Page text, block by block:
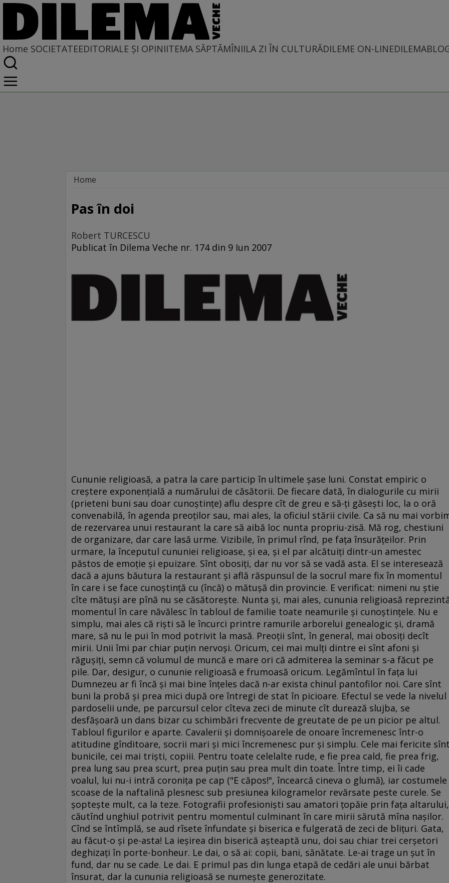
Home SOCIETATEEDITORIALE ȘI OPINIITEMA SĂPTĂMÎNIILA ZI ÎN CULTURĂDILEME ON-LINE
Home
LA SINGULAR ȘI LA PLURAL
Pas în doi
Robert TURCESCU
Publicat în Dilema Veche nr. 174 din 9 Iun 2007
Cununie religioasă, a patra la care particip în ultimele şase luni. Constat empiric o
creştere exponenţială a numărului de căsătorii. De fiecare dată, în dialogurile cu mirii
(prieteni buni sau doar cunoştinţe) aflu despre cît de greu e să-ţi găseşti loc, la o oră
convenabilă, în agenda preoţilor sau, mai ales, la oficiul stării civile. Ca să nu mai
de rezervarea unui restaurant la care să aibă loc nunta propriu-zisă. Mă rog, chestiuni
de organizare, dar care lasă urme. Vizibile, în primul rînd, pe faţa însurăţeilor. Prin
urmare, la începutul cununiei religioase, şi ea, şi el par alcătuiţi dintr-un amestec
păstos de emoţie şi epuizare. Sînt obosiţi, dar nu vor să se vadă asta. El se interesează
dacă a ajuns băutura la restaurant şi află răspunsul de la socrul mare fix în momentul
în care i se face cunoştinţă cu (încă) o mătuşă din provincie. E verificat: nimeni nu ştie
cîte mătuşi are pînă nu se căsătoreşte. Nunta şi, mai ales, cununia religioasă
momentul în care năvălesc în tabloul de familie toate neamurile şi cunoştinţele. Nu e
simplu, mai ales că rişti să le încurci printre ramurile arborelui genealogic şi, dramă
mare, să nu le pui în mod potrivit la masă. Preoţii sînt, în general, mai obosiţi decît
mirii. Unii îmi par chiar puţin nervoşi. Oricum, cei mai mulţi dintre ei sînt afoni şi
răguşiţi, semn că volumul de muncă e mare ori că admiterea la seminar s-a făcut pe
pile. Dar, desigur, o cununie religioasă e frumoasă oricum. Legămîntul în faţa lui
Dumnezeu ar fi încă şi mai bine înţeles dacă n-ar exista chinul pantofilor noi. Care sînt
buni la probă şi prea mici după ore întregi de stat în picioare. Efectul se vede la nivelul
pardoselii unde, pe parcursul celor cîteva zeci de minute cît durează slujba, se
desfăşoară un dans bizar cu schimbări frecvente de greutate de pe un picior pe altul.
Tabloul figurilor e aparte. Cavalerii şi domnişoarele de onoare încremenesc într-o
atitudine gînditoare, socrii mari şi mici încremenesc pur şi simplu. Cele mai fericite sînt
bunicile, cei mai trişti, copiii. Pentru toate celelalte rude, e fie prea cald, fie prea frig,
prea lung sau prea scurt, prea puţin sau prea mult din toate. Între timp, ei îi cade
voalul, lui nu-i intră coroniţa pe cap ("E căpos!", încearcă cineva o glumă), iar costumele
scoase de la naftalină plesnesc sub presiunea kilogramelor revărsate peste curele. Se
şopteşte mult, ca la teze. Fotografii profesionişti sau amatori ţopăie prin faţa altarului,
căutînd unghiul potrivit pentru momentul culminant în care mirii sărută mîna naşilor.
Cînd se întîmplă, se aud rîsete înfundate şi biserica e fulgerată de zeci de bliţuri. Gata,
au făcut-o şi pe-asta! La ieşirea din biserică aşteaptă unu, doi sau chiar trei cerşetori
deghizaţi în porte-bonheur. Le dai, o să ai: copii, bani, sănătate. Le-ai trage un şut în
fund, dar nu se cade. Le dai. E primul pas din lunga etapă de cedări ale unui bărbat
însurat, dar la cununia religioasă se numeşte generozitate.